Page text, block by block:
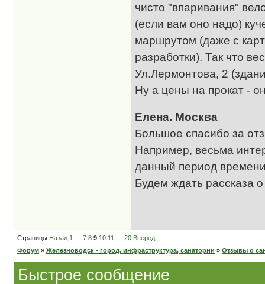
чисто "впаривания"
(если вам оно надо)
маршрутом (даже с
разработки). Так что
Ул.Лермонтова, 2
Ну а цены на прокат -
Елена. Москва
Большое спасибо за
Например, весьма
данный период
Будем ждать рассказа
Страницы Назад 1 7 8 9 10 11 20 Вперед
Форум » Железноводск - город, инфраструктура, санатории » Отзывы о
Быстрое сообщение